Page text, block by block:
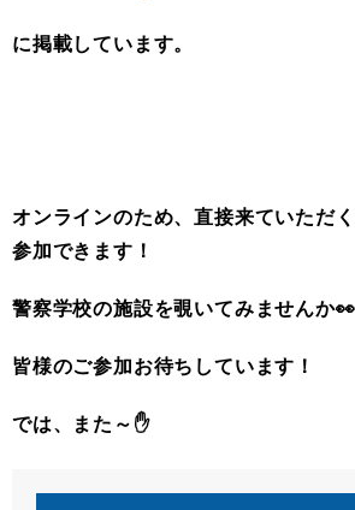
に掲載しています。
オンラインのため、直接来ていただ
参加できます！
警察学校の施設を覗いてみませんか👀
皆様のご参加お待ちしています！
では、また～✋